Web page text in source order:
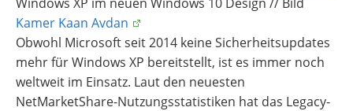
Kamer Kaan Avdan
Obwohl Microsoft seit 2014 keine Sicherheitsupdates
mehr für Windows XP bereitstellt, ist es immer noch
weltweit im Einsatz. Laut den neuesten
NetMarketShare-Nutzungsstatistiken hat das Legacy-